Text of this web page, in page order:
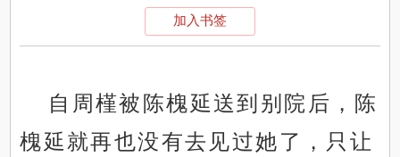
加入书签
自周槿被陈槐延送到别院后，陈
槐延就再也没有去见过她了，只让